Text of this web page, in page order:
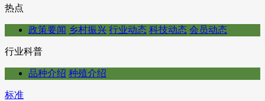
热点
政策要闻 乡村振兴 行业动态 科技动态 会员动态
行业科普
品种介绍 种殖介绍
标准